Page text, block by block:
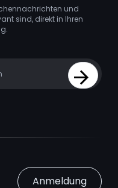
und
sind, direkt in Ihren
Sign Up
Anmeldung